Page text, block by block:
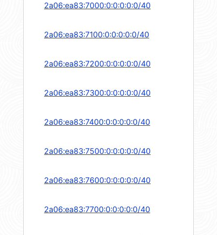
2a06:ea83:7000:0:0:0:0:0/40
2a06:ea83:7100:0:0:0:0:0/40
2a06:ea83:7200:0:0:0:0:0/40
2a06:ea83:7300:0:0:0:0:0/40
2a06:ea83:7400:0:0:0:0:0/40
2a06:ea83:7500:0:0:0:0:0/40
2a06:ea83:7600:0:0:0:0:0/40
2a06:ea83:7700:0:0:0:0:0/40